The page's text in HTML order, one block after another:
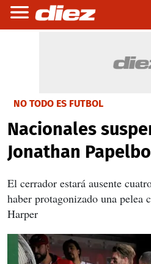
NO TODO ES FUTBOL
Nacionales
Jonathan
El cerrador estará ausente
haber protagonizado una pelea
Harper